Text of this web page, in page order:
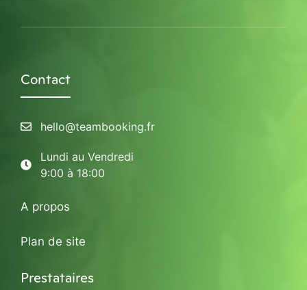
Contact
hello@teambooking.fr
Lundi au Vendredi
9:00 à 18:00
A propos
Plan de site
Prestataires